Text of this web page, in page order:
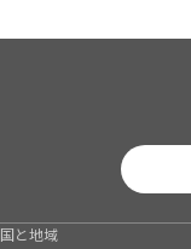
国と地域